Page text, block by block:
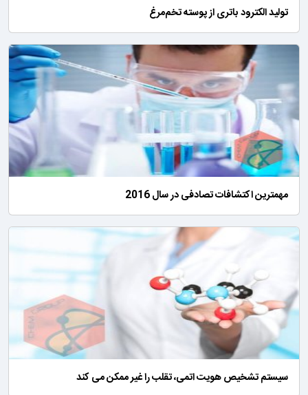
تولید الکترود باتری از پوسته تخم‌مرغ
مهمترین اکتشافات تصادفی در سال 2016
سیستم تشخیص هویت اتمی، تقلب را غیر ممکن می کند